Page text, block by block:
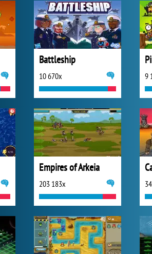
Battleship
10 670x 9
Empires of Arkeia
203 183x